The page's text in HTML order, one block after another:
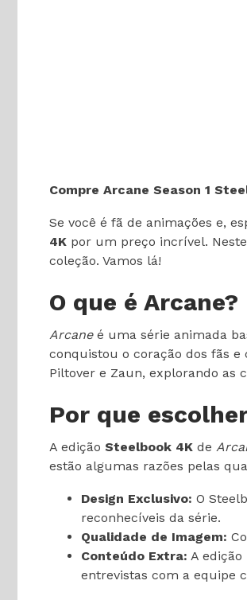
Compre Arcane Season 1
Se você é fã de animações e,
4K por um preço incrível.
coleção. Vamos lá!
O que é Arcane?
Arcaneé uma série animada
conquistou o coração dos fãs e
Piltover e Zaun, explorando as
Por que
A edição Steelbook 4K de
estão algumas razões pelas
Design Exclusivo: O
reconhecíveis da série.
Qualidade de Imagem:
Conteúdo Extra: A
entrevistas com a equipe